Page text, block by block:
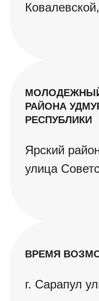
РАЙОНА
РЕСПУБЛИКИ
Ярский
улица
ВРЕМЯ
г. Сарапул